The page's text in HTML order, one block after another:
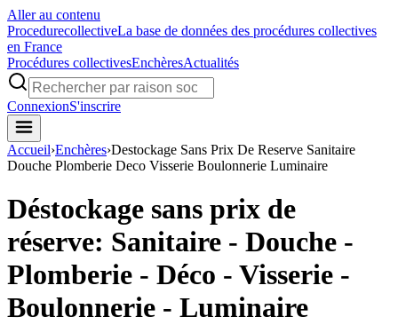
Aller au contenu
ProcedurecollectiveLa base de données des procédures collectives
en France
Procédures collectivesEnchèresActualités
ConnexionS'inscrire
Accueil›Enchères›Destockage Sans Prix De Reserve Sanitaire
Douche Plomberie Deco Visserie Boulonnerie Luminaire
Déstockage sans prix de
réserve: Sanitaire - Douche -
Plomberie - Déco - Visserie -
Boulonnerie - Luminaire